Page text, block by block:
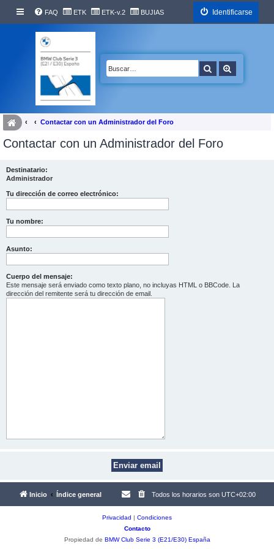
FAQ ETK ETK-v.2 BUJIAS Identificarse
Buscar
Contactar con un Administrador del Foro
Contactar con un Administrador del Foro
Destinatario:
Administrador
Tu dirección de correo electrónico:
Tu nombre:
Asunto:
Cuerpo del mensaje:
Este mensaje será enviado como texto plano, no incluyas HTML o BBCode. La
dirección del remitente será tu dirección de email.
Inicio Índice general Todos los horarios son UTC+02:00
Privacidad | Condiciones
Contacto
Propiedad de BMW Club Serie 3 (E21/E30) España